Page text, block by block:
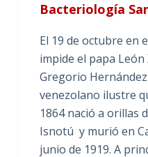
Bacteriología
El 19 de octubre en
impide el papa León
Gregorio
venezolano ilustre
1864 nació a orillas
Isnotú y murió en
junio de 1919. A